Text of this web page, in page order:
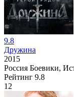
9.8
Дружина
2015
Россия Боевики,
Рейтинг 9.8
12